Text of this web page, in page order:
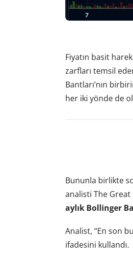
Fiyatın basit
zarfları temsil
Bantları’nın
her iki yönde de
Bununla birlikte
analisti The
aylık Bollinger
Analist, “En son
ifadesini kullandı.